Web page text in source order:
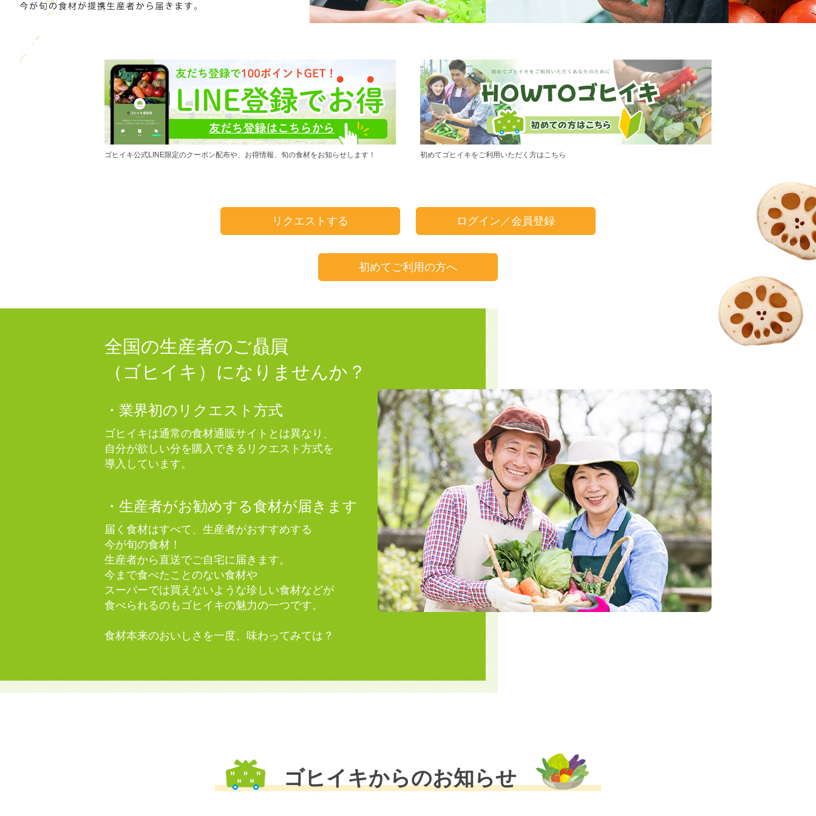
ゴヒイキ公式LINE限定のクーポン配布や、お得情報、旬の食材をお知らせします！ 初めてゴヒイキをご利用いただく方はこちら
リクエストする ログイン／会員登録
初めてご利用の方へ
全国の生産者のご贔屓
（ゴヒイキ）になりませんか？
・業界初のリクエスト方式
ゴヒイキは通常の食材通販サイトとは異なり、
自分が欲しい分を購入できるリクエスト方式を
導入しています。
・生産者がお勧めする食材が届きます
届く食材はすべて、生産者がおすすめする
今が旬の食材！
生産者から直送でご自宅に届きます。
今まで食べたことのない食材や
スーパーでは買えないような珍しい食材などが
食べられるのもゴヒイキの魅力の一つです。
食材本来のおいしさを一度、味わってみては？
ゴヒイキからのお知らせ